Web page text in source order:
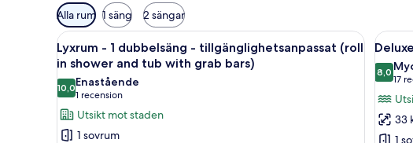
Tillgängliga
filter
för
rum
Alla rum 1 säng 2 sängar
Öppna
alla
foton
för
Lyxrum
-
Ett hotellrum med en stor säng, två
5
Lyxrum - 1 dubbelsäng - tillgänglighetsanpassat (roll
in shower and tub with grab bars)
10,010,0 av 10
Enastående
1 recension
(1 recension)
Utsikt mot staden
1 sovrum
Öppna
alla
foton
för
rum
5
8,08,0 av
17
(17
33
1